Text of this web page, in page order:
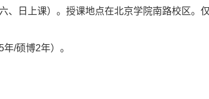
、日上课）。授课地点在北京学院南路校区。
/硕博2年）。